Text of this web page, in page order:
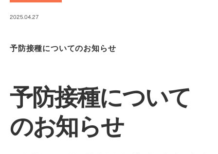
2025.04.27
予防接種についてのお知らせ
予防接種について
のお知らせ